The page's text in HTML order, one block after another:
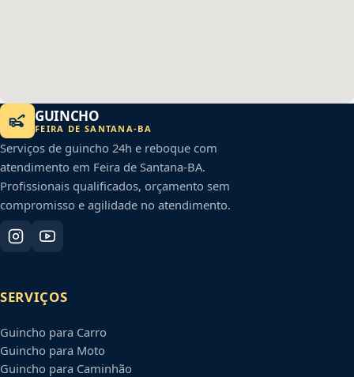
GUINCHO
FEIRA DE SANTANA-BA
Serviços de guincho 24h e reboque com
atendimento em Feira de Santana-BA.
Profissionais qualificados, orçamento sem
compromisso e agilidade no atendimento.
SERVIÇOS
Guincho para Carro
Guincho para Moto
Guincho para Caminhão